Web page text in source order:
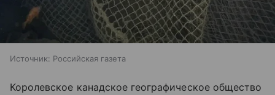
Источник: Российская газета
Королевское канадское географическое общество